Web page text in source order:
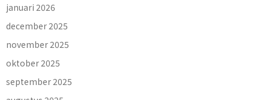
januari 2026
december 2025
november 2025
oktober 2025
september 2025